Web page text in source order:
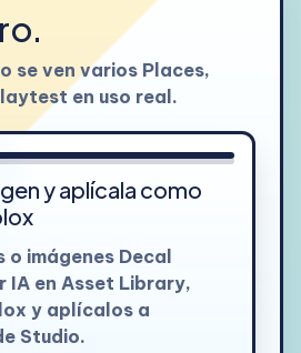
se ven varios Places,
en uso real.
y aplícala como
o imágenes Decal
IA en Asset Library,
y aplícalos a
Studio.